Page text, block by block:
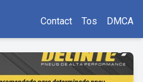
Contact Tos DMCA